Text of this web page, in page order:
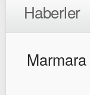
Haberler